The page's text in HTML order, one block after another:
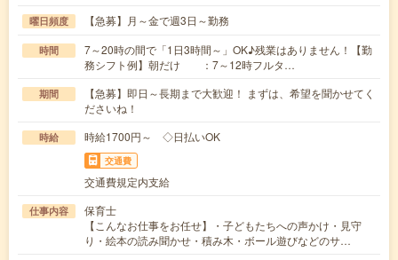
曜日頻度 【急募】月～金で週3日～勤務
時間
7～20時の間で「1日3時間～」OK♪残業はありません！【勤
務シフト例】朝だけ ：7～12時フルタ…
期間
【急募】即日～長期まで大歓迎！ まずは、希望を聞かせてく
ださいね！
時給 時給1700円～ ◇日払いOK
交通費
交通費規定内支給
仕事内容
保育士
【こんなお仕事をお任せ】・子どもたちへの声かけ・見守
り・絵本の読み聞かせ・積み木・ボール遊びなどのサ…